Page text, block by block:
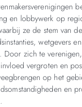
en lobbywerk op
ze de stem van
wetgevers
Door zich te
vergroten en
op het
en